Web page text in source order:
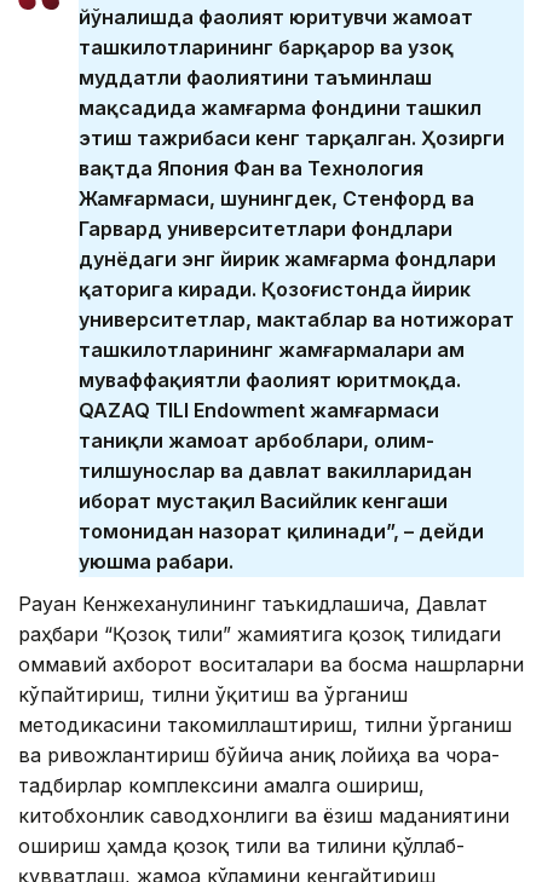
йўналишда фаолият юритувчи жамоат
ташкилотларининг барқарор ва узоқ
муддатли фаолиятини таъминлаш
мақсадида жамғарма фондини ташкил
этиш тажрибаси кенг тарқалган. Ҳозирги
вақтда Япония Фан ва Технология
Жамғармаси, шунингдек, Стенфорд ва
Гарвард университетлари фондлари
дунёдаги энг йирик жамғарма фондлари
қаторига киради. Қозоғистонда йирик
университетлар, мактаблар ва нотижорат
ташкилотларининг жамғармалари ҳам
муваффақиятли фаолият юритмоқда.
QAZAQ TILI Endowment жамғармаси
таниқли жамоат арбоблари, олим-
тилшунослар ва давлат вакилларидан
иборат мустақил Васийлик кенгаши
томонидан назорат қилинади”, – дейди
уюшма раҳбари.
Рауан Кенжеханулининг таъкидлашича, Давлат
раҳбари “Қозоқ тили” жамиятига қозоқ тилидаги
оммавий ахборот воситалари ва босма нашрларни
кўпайтириш, тилни ўқитиш ва ўрганиш
методикасини такомиллаштириш, тилни ўрганиш
ва ривожлантириш бўйича аниқ лойиҳа ва чора-
тадбирлар комплексини амалга ошириш,
китобхонлик саводхонлиги ва ёзиш маданиятини
ошириш ҳамда қозоқ тили ва тилини қўллаб-
қувватлаш, жамоа кўламини кенгайтириш